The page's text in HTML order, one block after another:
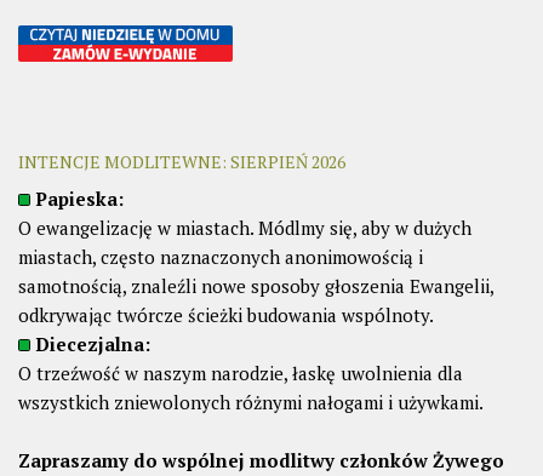
INTENCJE MODLITEWNE: SIERPIEŃ 2026
Papieska:
O ewangelizację w miastach. Módlmy się, aby w dużych
miastach, często naznaczonych anonimowością i
samotnością, znaleźli nowe sposoby głoszenia Ewangelii,
odkrywając twórcze ścieżki budowania wspólnoty.
Diecezjalna:
O trzeźwość w naszym narodzie, łaskę uwolnienia dla
wszystkich zniewolonych różnymi nałogami i używkami.
Zapraszamy do wspólnej modlitwy członków Żywego